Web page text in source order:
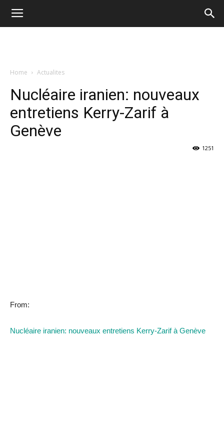
Home Actualites
Nucléaire iranien: nouveaux
entretiens Kerry-Zarif à
Genève
1251
From:
Nucléaire iranien: nouveaux entretiens Kerry-Zarif à Genève